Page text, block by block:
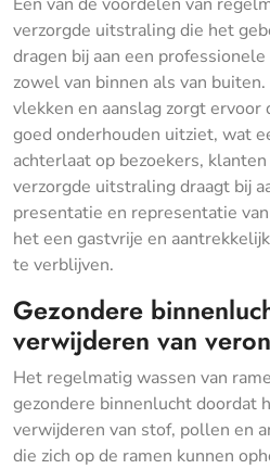
verzorgde uitstraling die het
dragen bij aan een
zowel van binnen als van
vlekken en aanslag zorgt
goed onderhouden uitziet, wat
achterlaat op bezoekers,
verzorgde uitstraling draagt bij
presentatie en representatie
het een gastvrije en
te verblijven.
Gezondere
verwijderen van
Het regelmatig wassen van
gezondere binnenlucht doordat
verwijderen van stof, pollen en
die zich op de ramen kunnen